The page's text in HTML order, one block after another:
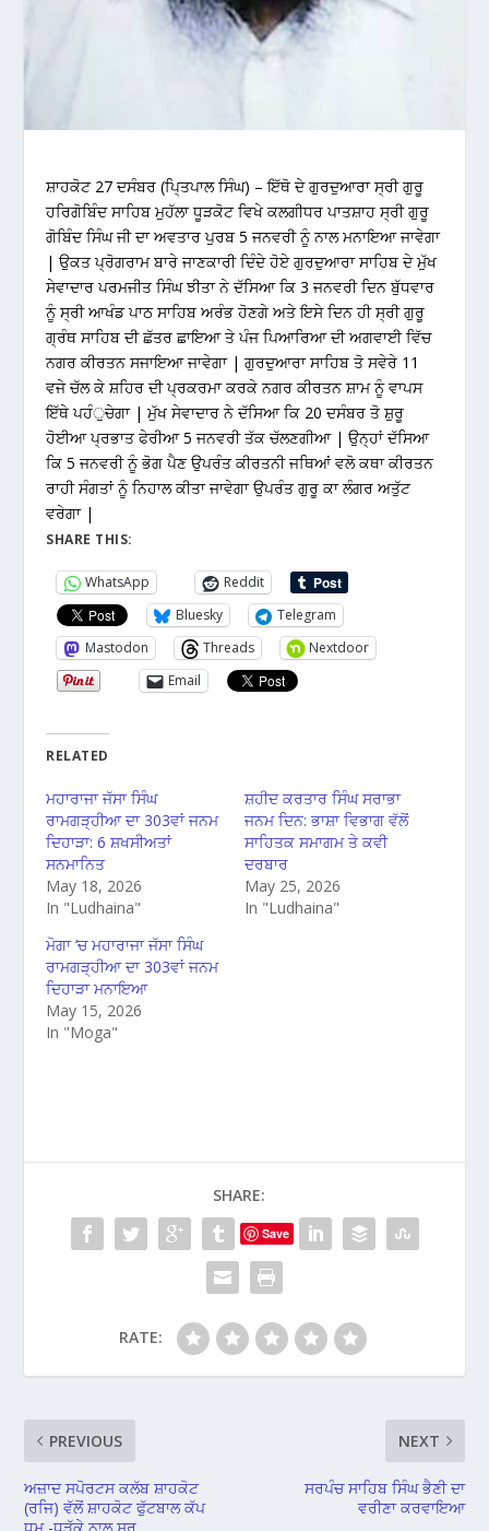
ਸ਼ਾਹਕੋਟ 27 ਦਸੰਬਰ (ਪਿ੍ਤਪਾਲ ਸਿੰਘ) – ਇੱਥੋ ਦੇ ਗੁਰਦੁਆਰਾ ਸ੍ਰੀ ਗੁਰੂ
ਹਰਿਗੋਬਿੰਦ ਸਾਹਿਬ ਮੁਹੱਲਾ ਧੂੜਕੋਟ ਵਿਖੇ ਕਲਗੀਧਰ ਪਾਤਸ਼ਾਹ ਸ੍ਰੀ ਗੁਰੂ
ਗੋਬਿੰਦ ਸਿੰਘ ਜੀ ਦਾ ਅਵਤਾਰ ਪੁਰਬ 5 ਜਨਵਰੀ ਨੂੰ ਨਾਲ ਮਨਾਇਆ ਜਾਵੇਗਾ
| ਉਕਤ ਪ੍ਰੋਗਰਾਮ ਬਾਰੇ ਜਾਣਕਾਰੀ ਦਿੰਦੇ ਹੋਏ ਗੁਰਦੁਆਰਾ ਸਾਹਿਬ ਦੇ ਮੁੱਖ
ਸੇਵਾਦਾਰ ਪਰਮਜੀਤ ਸਿੰਘ ਝੀਤਾ ਨੇ ਦੱਸਿਆ ਕਿ 3 ਜਨਵਰੀ ਦਿਨ ਬੁੱਧਵਾਰ
ਨੂੰ ਸ੍ਰੀ ਆਖੰਡ ਪਾਠ ਸਾਹਿਬ ਅਰੰਭ ਹੋਣਗੇ ਅਤੇ ਇਸੇ ਦਿਨ ਹੀ ਸ੍ਰੀ ਗੁਰੂ
ਗ੍ਰੰਥ ਸਾਹਿਬ ਦੀ ਛੱਤਰ ਛਾਇਆ ਤੇ ਪੰਜ ਪਿਆਰਿਆ ਦੀ ਅਗਵਾਈ ਵਿੱਚ
ਨਗਰ ਕੀਰਤਨ ਸਜਾਇਆ ਜਾਵੇਗਾ | ਗੁਰਦੁਆਰਾ ਸਾਹਿਬ ਤੋ ਸਵੇਰੇ 11
ਵਜੇ ਚੱਲ ਕੇ ਸ਼ਹਿਰ ਦੀ ਪ੍ਰਕਰਮਾ ਕਰਕੇ ਨਗਰ ਕੀਰਤਨ ਸ਼ਾਮ ਨੂੰ ਵਾਪਸ
ਇੱਥੇ ਪਹੰੁਚੇਗਾ | ਮੁੱਖ ਸੇਵਾਦਾਰ ਨੇ ਦੱਸਿਆ ਕਿ 20 ਦਸੰਬਰ ਤੋ ਸ਼ੁਰੂ
ਹੋਈਆ ਪ੍ਰਭਾਤ ਫੇਰੀਆ 5 ਜਨਵਰੀ ਤੱਕ ਚੱਲਣਗੀਆ | ਉਨ੍ਹਾਂ ਦੱਸਿਆ
ਕਿ 5 ਜਨਵਰੀ ਨੂੰ ਭੋਗ ਪੈਣ ਉਪਰੰਤ ਕੀਰਤਨੀ ਜਥਿਆਂ ਵਲੋ ਕਥਾ ਕੀਰਤਨ
ਰਾਹੀ ਸੰਗਤਾਂ ਨੂੰ ਨਿਹਾਲ ਕੀਤਾ ਜਾਵੇਗਾ ਉਪਰੰਤ ਗੁਰੂ ਕਾ ਲੰਗਰ ਅਤੁੱਟ
ਵਰੇਗਾ |
SHARE THIS:
WhatsApp
Reddit
Bluesky
Telegram
Mastodon
Threads
Nextdoor
Email
RELATED
ਮਹਾਰਾਜਾ ਜੱਸਾ ਸਿੰਘ
ਰਾਮਗੜ੍ਹੀਆ ਦਾ 303ਵਾਂ ਜਨਮ
ਦਿਹਾੜਾ: 6 ਸ਼ਖਸੀਅਤਾਂ
ਸਨਮਾਨਿਤ
May 18, 2026
In "Ludhaina"
ਸ਼ਹੀਦ ਕਰਤਾਰ ਸਿੰਘ ਸਰਾਭਾ
ਜਨਮ ਦਿਨ: ਭਾਸ਼ਾ ਵਿਭਾਗ ਵੱਲੋਂ
ਸਾਹਿਤਕ ਸਮਾਗਮ ਤੇ ਕਵੀ
ਦਰਬਾਰ
May 25, 2026
In "Ludhaina"
ਮੋਗਾ ‘ਚ ਮਹਾਰਾਜਾ ਜੱਸਾ ਸਿੰਘ
ਰਾਮਗੜ੍ਹੀਆ ਦਾ 303ਵਾਂ ਜਨਮ
ਦਿਹਾੜਾ ਮਨਾਇਆ
May 15, 2026
In "Moga"
SHARE:
Save
RATE:
PREVIOUS
ਅਜ਼ਾਦ ਸਪੋਰਟਸ ਕਲੱਬ ਸ਼ਾਹਕੋਟ
(ਰਜਿ) ਵੱਲੋਂ ਸ਼ਾਹਕੋਟ ਫੁੱਟਬਾਲ ਕੱਪ
NEXT
ਸਰਪੰਚ ਸਾਹਿਬ ਸਿੰਘ ਭੈਣੀ ਦਾ
ਵਰੀਣਾ ਕਰਵਾਇਆ